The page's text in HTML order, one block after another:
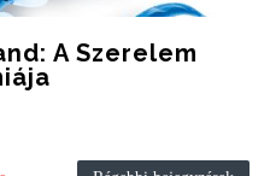
A ​szerelem